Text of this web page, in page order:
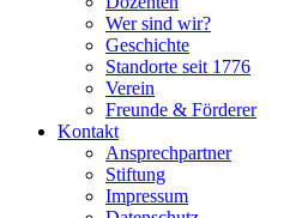
Wer sind wir?
Geschichte
Standorte seit 1776
Verein
Freunde & Förderer
Kontakt
Ansprechpartner
Stiftung
Impressum